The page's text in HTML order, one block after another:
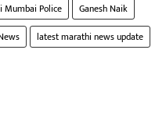
Mumbai Police
Ganesh Naik
latest marathi news update